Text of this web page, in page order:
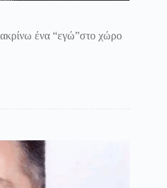
ένα “εγώ”στο χώρο